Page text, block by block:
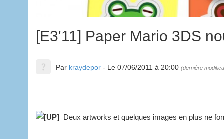
[E3'11] Paper Mario 3DS
Par kraydepor - Le 07/06/2011 à 20:00 (dernière
Deux artworks et quelques images en plus ne